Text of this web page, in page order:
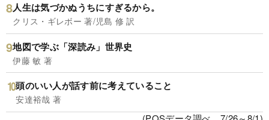
人生は気づかぬうちにすぎるから。
クリス・ギレボー 著/児島 修 訳
地図で学ぶ「深読み」世界史
伊藤 敏 著
頭のいい人が話す前に考えていること
安達裕哉 著